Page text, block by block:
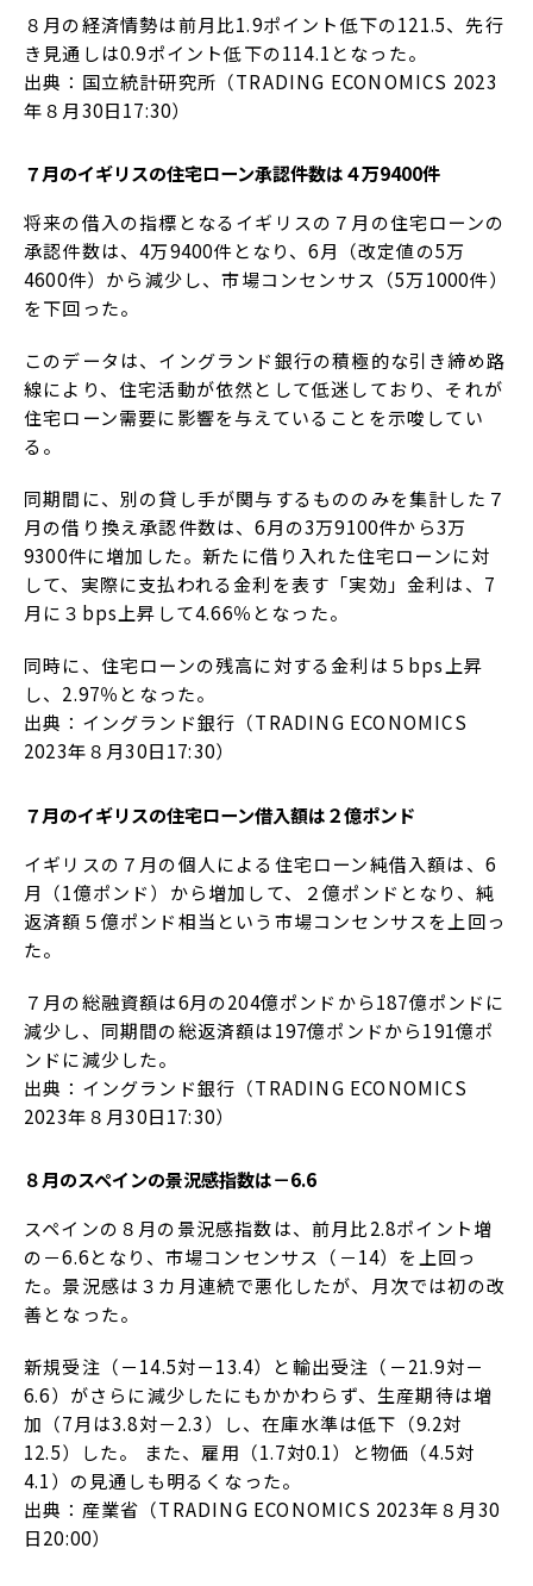
８月の経済情勢は前月比1.9ポイント低下の121.5、先行
き見通しは0.9ポイント低下の114.1となった。
出典：国立統計研究所（TRADING ECONOMICS 2023
年８月30日17:30）
７月のイギリスの住宅ローン承認件数は４万9400件
将来の借入の指標となるイギリスの７月の住宅ローンの
承認件数は、4万9400件となり、6月（改定値の5万
4600件）から減少し、市場コンセンサス（5万1000件）
を下回った。
このデータは、イングランド銀行の積極的な引き締め路
線により、住宅活動が依然として低迷しており、それが
住宅ローン需要に影響を与えていることを示唆してい
る。
同期間に、別の貸し手が関与するもののみを集計した７
月の借り換え承認件数は、6月の3万9100件から3万
9300件に増加した。新たに借り入れた住宅ローンに対
して、実際に支払われる金利を表す「実効」金利は、7
月に３bps上昇して4.66％となった。
同時に、住宅ローンの残高に対する金利は５bps上昇
し、2.97％となった。
出典：イングランド銀行（TRADING ECONOMICS
2023年８月30日17:30）
７月のイギリスの住宅ローン借入額は２億ポンド
イギリスの７月の個人による住宅ローン純借入額は、6
月（1億ポンド）から増加して、２億ポンドとなり、純
返済額５億ポンド相当という市場コンセンサスを上回っ
た。
７月の総融資額は6月の204億ポンドから187億ポンドに
減少し、同期間の総返済額は197億ポンドから191億ポ
ンドに減少した。
出典：イングランド銀行（TRADING ECONOMICS
2023年８月30日17:30）
８月のスペインの景況感指数は－6.6
スペインの８月の景況感指数は、前月比2.8ポイント増
の－6.6となり、市場コンセンサス（－14）を上回っ
た。景況感は３カ月連続で悪化したが、月次では初の改
善となった。
新規受注（－14.5対－13.4）と輸出受注（－21.9対－
6.6）がさらに減少したにもかかわらず、生産期待は増
加（7月は3.8対－2.3）し、在庫水準は低下（9.2対
12.5）した。 また、雇用（1.7対0.1）と物価（4.5対
4.1）の見通しも明るくなった。
出典：産業省（TRADING ECONOMICS 2023年８月30
日20:00）